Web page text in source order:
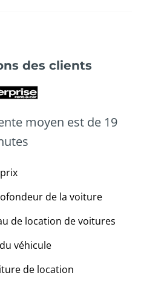
des clients
moyen est de 19
de la voiture
de location de voitures
véhicule
de location